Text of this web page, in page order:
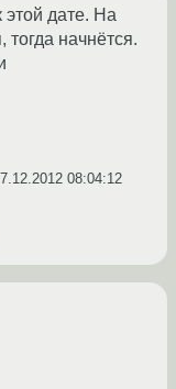
этой дате. На
тогда начнётся.
08:04:12